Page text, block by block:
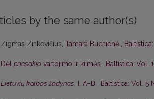
by the same author(s)
Zinkevičius, Tamara Buchienė ,
Dėl priesakio vartojimo ir kilmės , Baltistica: Vol.
Lietuvių kalbos žodynas, I, A–B , Baltistica: Vol. 5